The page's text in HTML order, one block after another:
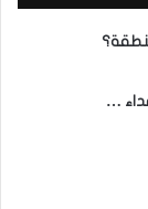
…